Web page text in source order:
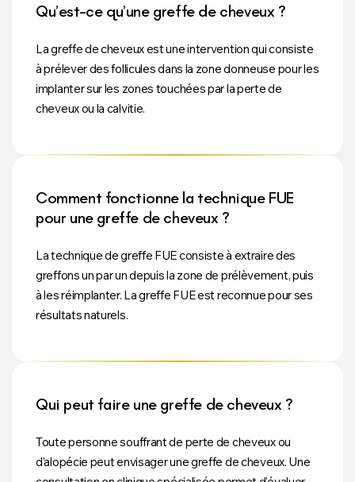
Qu’est-ce qu’une greffe de cheveux ?
La greffe de cheveux est une intervention qui consiste
à prélever des follicules dans la zone donneuse pour les
implanter sur les zones touchées par la perte de
cheveux ou la calvitie.
Comment fonctionne la technique FUE
pour une greffe de cheveux ?
La technique de greffe FUE consiste à extraire des
greffons un par un depuis la zone de prélèvement, puis
à les réimplanter. La greffe FUE est reconnue pour ses
résultats naturels.
Qui peut faire une greffe de cheveux ?
Toute personne souffrant de perte de cheveux ou
d’alopécie peut envisager une greffe de cheveux. Une